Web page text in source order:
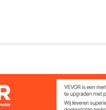
Dubbele cilinder